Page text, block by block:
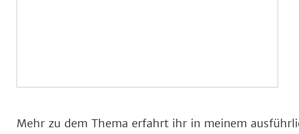
Mehr zu dem Thema erfahrt ihr in meinem